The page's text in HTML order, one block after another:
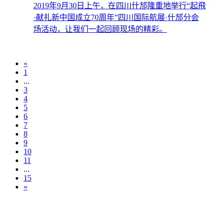
2019年9月30日上午，在四川什邡隆重地举行“起飛
·献礼新中国成立70周年”四川国际航展·什邡分会
场活动，让我们一起回顾现场的精彩。
«
1
...
3
4
5
6
7
8
9
10
11
...
15
»